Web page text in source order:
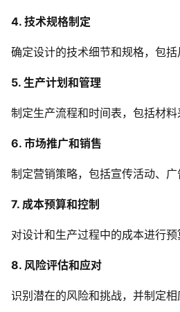
4. 技术规格制定
确定设计的技术细节和规格，包
5. 生产计划和管理
制定生产流程和时间表，包括材
6. 市场推广和销售
制定营销策略，包括宣传活动、
7. 成本预算和控制
对设计和生产过程中的成本进行
8. 风险评估和应对
识别潜在的风险和挑战，并制定